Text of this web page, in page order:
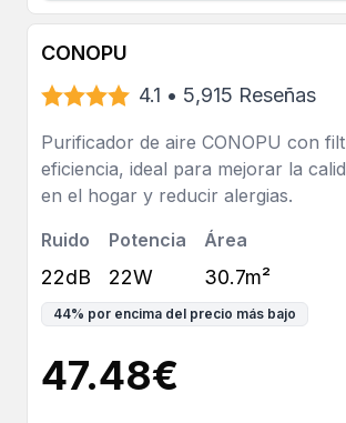
CONOPU
4.1 • 5,915 Reseñas
Purificador de aire CONOPU con
eficiencia, ideal para mejorar la
en el hogar y reducir alergias.
Ruido
22dB
Potencia
22W
Área
30.7m²
44% por encima del precio más bajo
47.48€